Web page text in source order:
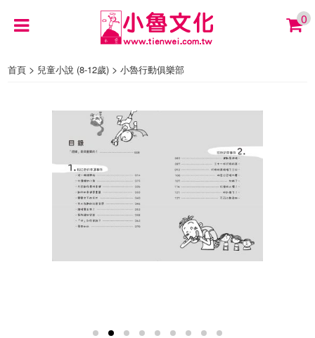
0
首頁 > 兒童小說 (8-12歲) >小魯行動俱樂部